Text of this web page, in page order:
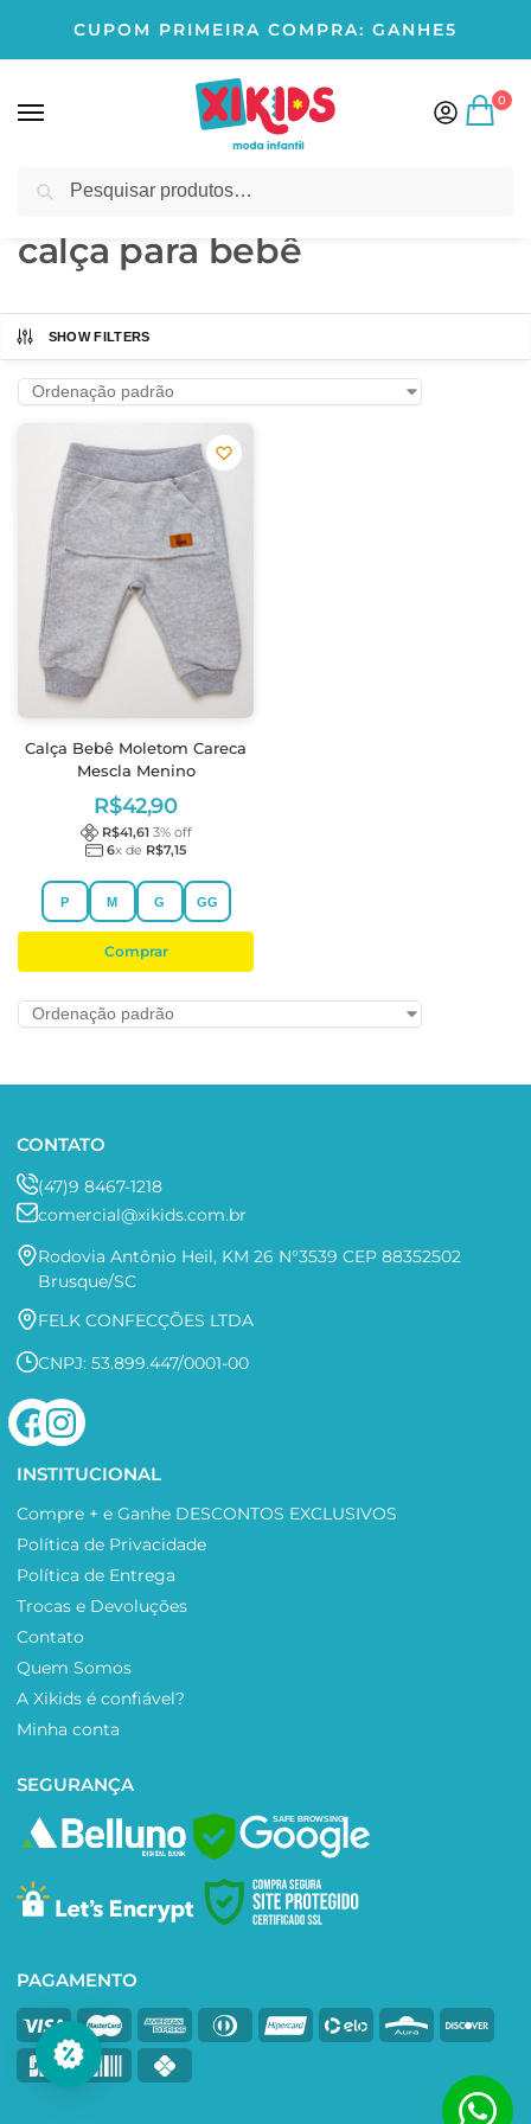
CUPOM PRIMEIRA COMPRA: GANHE5
0
Início Produtos marcados com a tag “calça para bebê”
calça para bebê
SHOW FILTERS
Calça Bebê Moletom Careca
Mescla Menino
R$42,90
R$41,61 3% off
6x de R$7,15
P M G GG
Comprar
CONTATO
(47)9 8467-1218
comercial@xikids.com.br
Rodovia Antônio Heil, KM 26 N°3539 CEP 88352502
Brusque/SC
FELK CONFECÇÕES LTDA
CNPJ: 53.899.447/0001-00
INSTITUCIONAL
Compre + e Ganhe DESCONTOS EXCLUSIVOS
Política de Privacidade
Política de Entrega
Trocas e Devoluções
Contato
Quem Somos
A Xikids é confiável?
Minha conta
SEGURANÇA
SAFE BROWSING
PAGAMENTO